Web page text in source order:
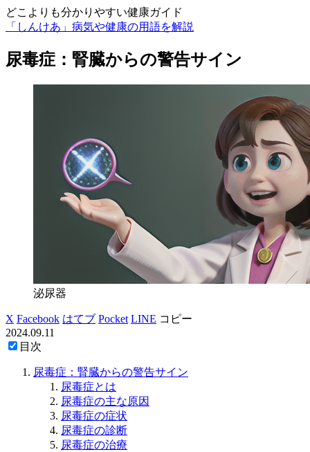
どこよりも分かりやすい健康ガイド
「しんけあ」病気や健康の用語を解説
尿毒症：腎臓からの警告サイン
泌尿器
X Facebook はてブ Pocket LINE コピー
2024.09.11
目次
尿毒症：腎臓からの警告サイン
尿毒症とは
尿毒症の主な原因
尿毒症の症状
尿毒症の診断
尿毒症の治療